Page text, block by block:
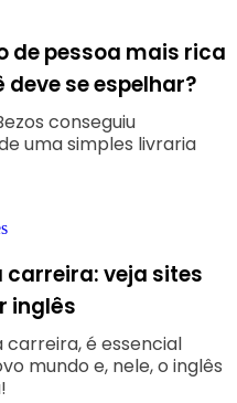
de pessoa mais rica
se espelhar?
conseguiu
uma simples livraria
carreira: veja sites
inglês
carreira, é essencial
mundo e, nele, o inglês